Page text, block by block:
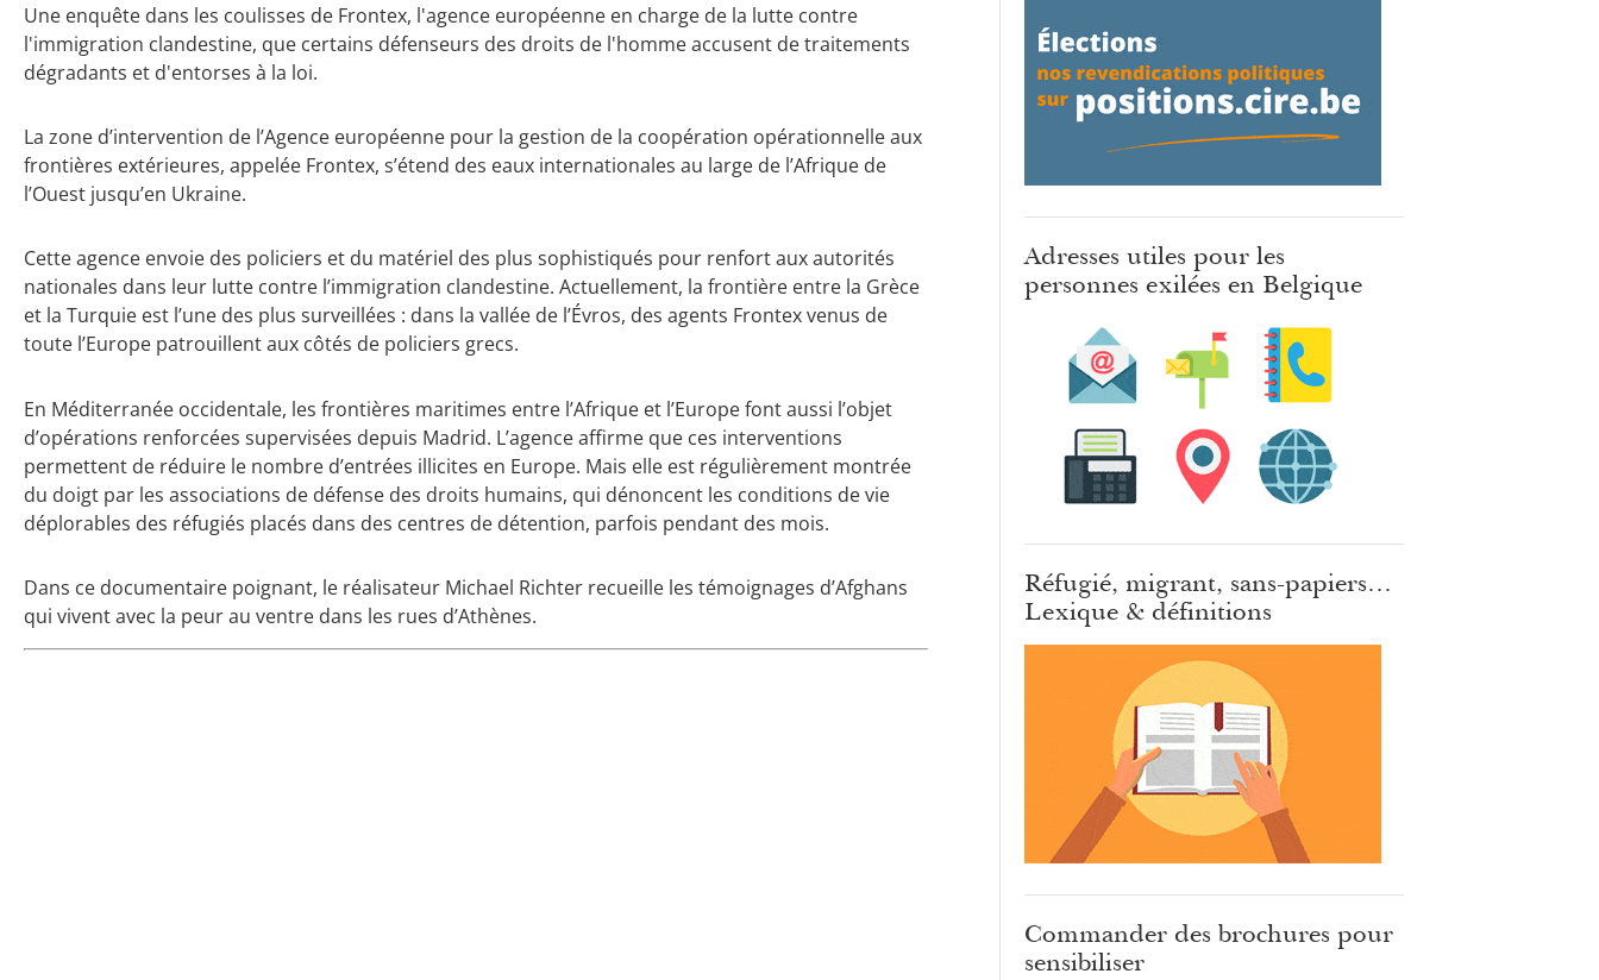
Une enquête dans les coulisses de Frontex, l'agence européenne en charge de la lutte contre
l'immigration clandestine, que certains défenseurs des droits de l'homme accusent de traitements
dégradants et d'entorses à la loi.
La zone d’intervention de l’Agence européenne pour la gestion de la coopération opérationnelle aux
frontières extérieures, appelée Frontex, s’étend des eaux internationales au large de l’Afrique de
l’Ouest jusqu’en Ukraine.
Cette agence envoie des policiers et du matériel des plus sophistiqués pour renfort aux autorités
nationales dans leur lutte contre l’immigration clandestine. Actuellement, la frontière entre la Grèce
et la Turquie est l’une des plus surveillées : dans la vallée de l’Évros, des agents Frontex venus de
toute l’Europe patrouillent aux côtés de policiers grecs.
En Méditerranée occidentale, les frontières maritimes entre l’Afrique et l’Europe font aussi l’objet
d’opérations renforcées supervisées depuis Madrid. L’agence affirme que ces interventions
permettent de réduire le nombre d’entrées illicites en Europe. Mais elle est régulièrement montrée
du doigt par les associations de défense des droits humains, qui dénoncent les conditions de vie
déplorables des réfugiés placés dans des centres de détention, parfois pendant des mois.
Dans ce documentaire poignant, le réalisateur Michael Richter recueille les témoignages d’Afghans
qui vivent avec la peur au ventre dans les rues d’Athènes.
Adresses utiles pour les
personnes exilées en Belgique
Réfugié, migrant, sans-papiers…
Lexique & définitions
Commander des brochures pour
sensibiliser